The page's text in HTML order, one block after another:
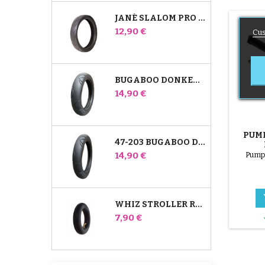
JANÉ SLALOM PRO JA POWERTWIN STROLLER TIRE
Hinta
12,90 €
BUGABOO DONKEY 39X177 YHTEENSOPIVA LASTENRATTAIDEN RENGAS - ETUPYÖRÄÄN
Hinta
14,90 €
47-203 BUGABOO DONKEY -RATTAIDEN YHTEENSOPIVA RENGAS - TAKAPYÖRÄÄN
Hinta
14,90 €
WHIZ STROLLER REAR INNER TUBE RED CASTLE
Hinta
7,90 €